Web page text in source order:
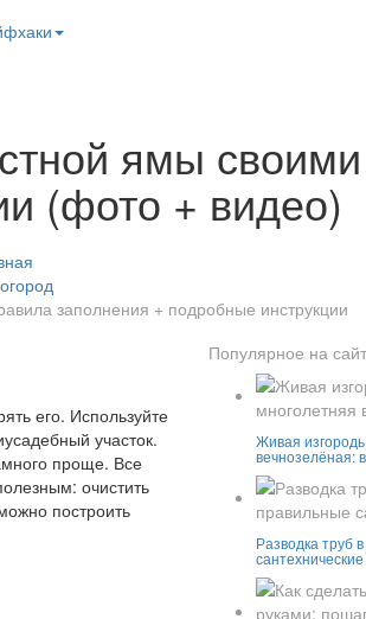
ямы
(фото + видео)
заполнения + подробные инструкции
его. Используйте
участок.
проще. Все
очистить
построить
Популярное на
Живая
вечнозелёная:
Разводка труб